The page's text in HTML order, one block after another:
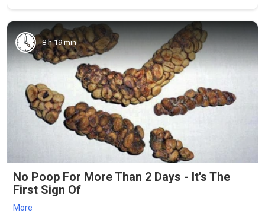
8 h 19 min
No Poop For More Than 2 Days - It's The
First Sign Of
More